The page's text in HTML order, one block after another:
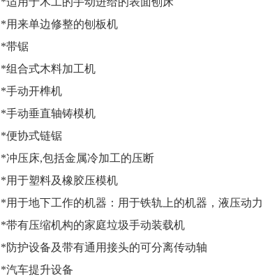
*用来单边修整的刨板机
*带锯
*组合式木料加工机
*手动开榫机
*手动垂直轴铸模机
*便协式链锯
*冲压床,包括金属冷加工的压断
*用于塑料及橡胶压模机
*用于地下工作的机器：用于铁轨上的机器，液压动
*带有压缩机构的家庭垃圾手动装载机
*防护设备及带有通用接头的可分离传动轴
*汽车提升设备